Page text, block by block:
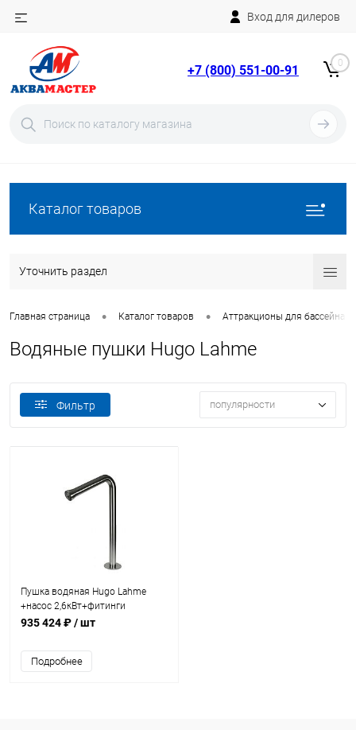
Вход для дилеров
+7 (800) 551-00-91 0
Каталог товаров
Уточнить раздел
Главная страница • Каталог товаров • Аттракционы для бассейна
Водяные пушки Hugo Lahme
Фильтр популярности
Пушка водяная Hugo Lahme
+насос 2,6кВт+фитинги
(8743020)
935 424 ₽/ шт
Подробнее